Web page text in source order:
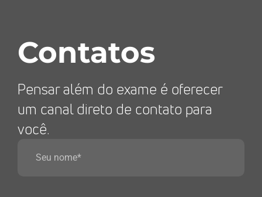
Contatos
Pensar além do exame é oferecer
um canal direto de contato para
você.